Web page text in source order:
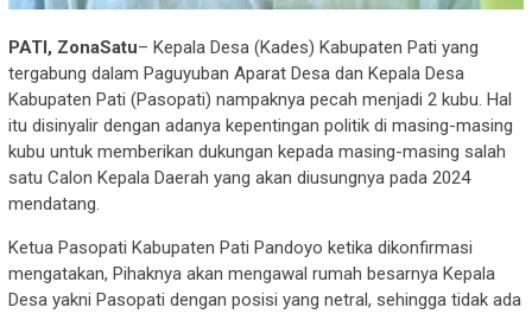
PATI, ZonaSatu– Kepala Desa (Kades) Kabupaten Pati yang
tergabung dalam Paguyuban Aparat Desa dan Kepala Desa
Kabupaten Pati (Pasopati) nampaknya pecah menjadi 2 kubu. Hal
itu disinyalir dengan adanya kepentingan politik di masing-masing
kubu untuk memberikan dukungan kepada masing-masing salah
satu Calon Kepala Daerah yang akan diusungnya pada 2024
mendatang.
Ketua Pasopati Kabupaten Pati Pandoyo ketika dikonfirmasi
mengatakan, Pihaknya akan mengawal rumah besarnya Kepala
Desa yakni Pasopati dengan posisi yang netral, sehingga tidak ada